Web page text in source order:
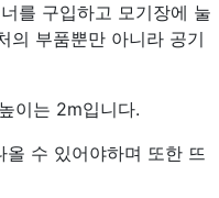
를 구입하고 모기장에 눌
의 부품뿐만 아니라 공기
이는 2m입니다.
수 있어야하며 또한 뜨